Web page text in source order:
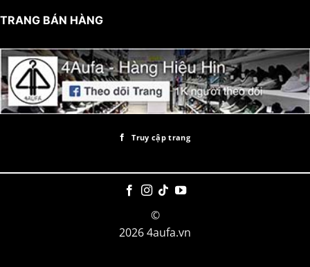
TRANG BÁN HÀNG
Truy cập trang
©
2026 4aufa.vn